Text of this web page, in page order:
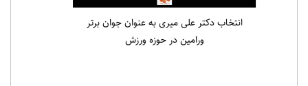
انتخاب دکتر علی میری به عنوان جوان برتر
ورامین در حوزه ورزش